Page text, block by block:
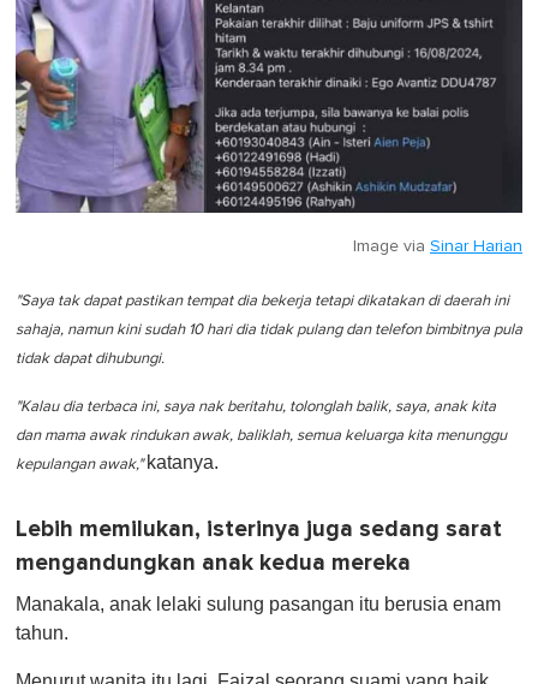
Image via Sinar Harian
"Saya tak dapat pastikan tempat dia bekerja tetapi dikatakan di daerah ini
sahaja, namun kini sudah 10 hari dia tidak pulang dan telefon bimbitnya pula
tidak dapat dihubungi.
"Kalau dia terbaca ini, saya nak beritahu, tolonglah balik, saya, anak kita
dan mama awak rindukan awak, baliklah, semua keluarga kita menunggu
kepulangan awak," katanya.
Lebih memilukan, isterinya juga sedang sarat
mengandungkan anak kedua mereka
Manakala, anak lelaki sulung pasangan itu berusia enam
tahun.